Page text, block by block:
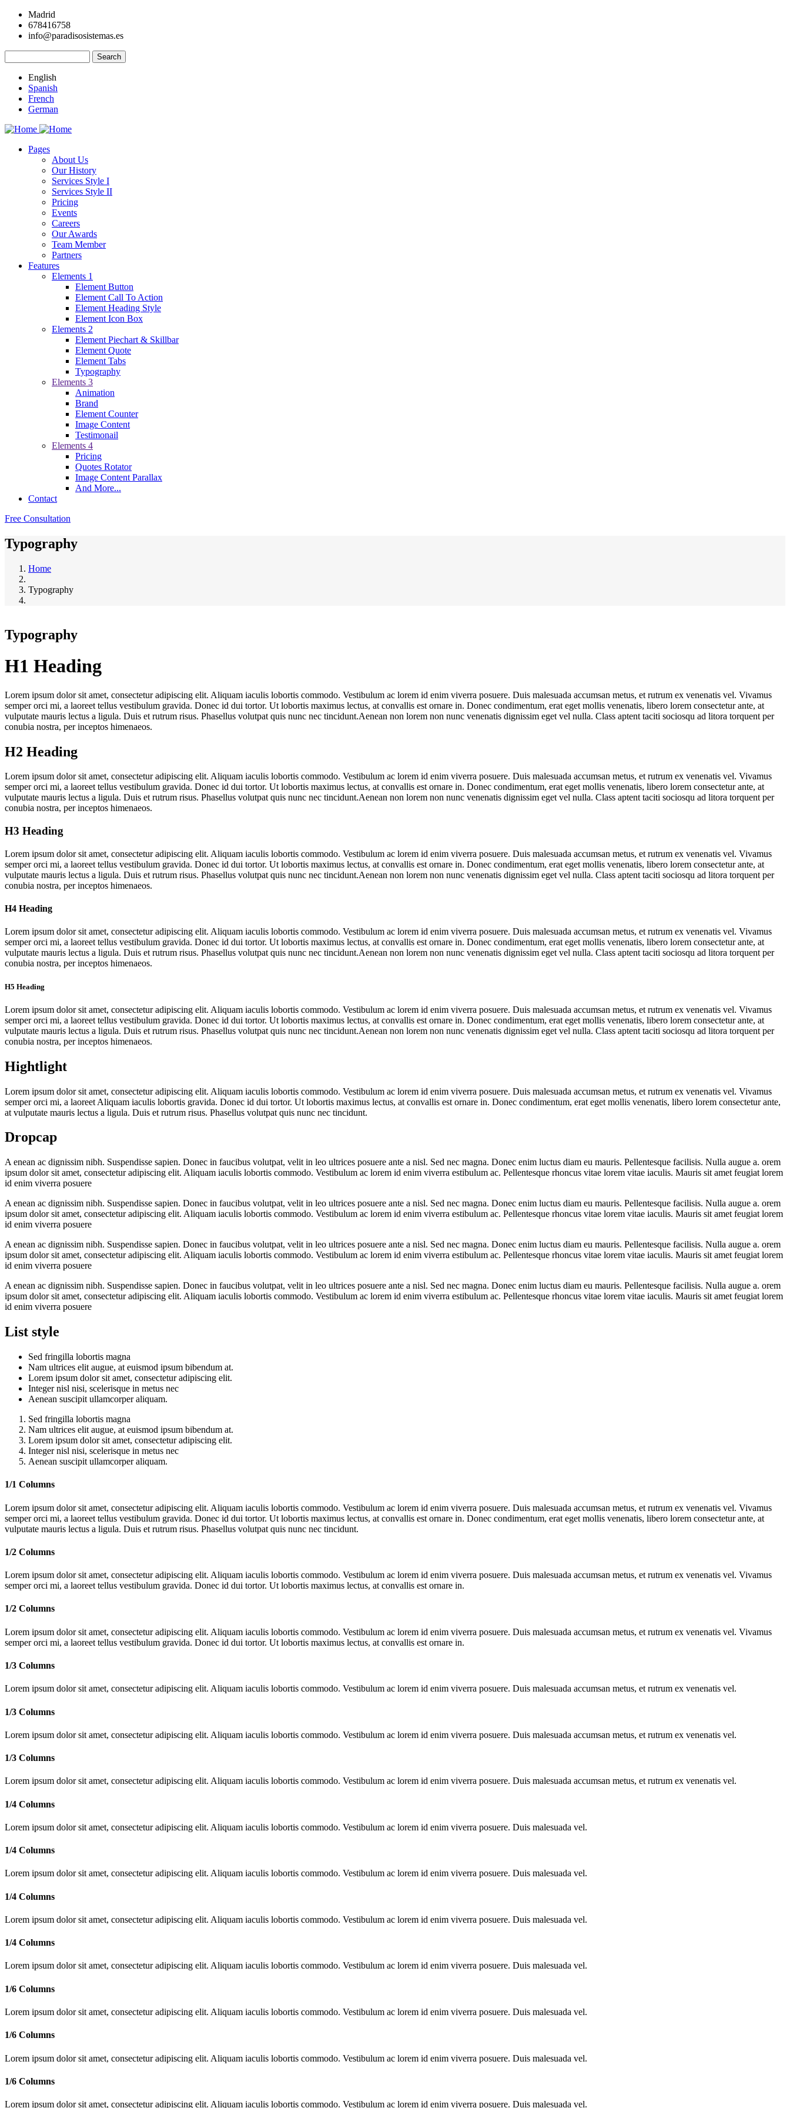
Skip
main
Madrid
678416758
info@paradisosistemas.es
English
Spanish
French
German
navigation
Pages
About Us
Our History
Services Style I
Services Style II
Pricing
Events
Careers
Our Awards
Team Member
Partners
Features
Elements 1
Element Button
Element Call To Action
Element Heading Style
Element Icon Box
Elements 2
Element Piechart & Skillbar
Element Quote
Element Tabs
Typography
Elements 3
Animation
Brand
Element Counter
Image Content
Testimonail
Elements 4
Pricing
Quotes Rotator
Image Content Parallax
And More...
Contact
Free Consultation
Typography
Home
Typography
Typography
H1 Heading
Lorem ipsum dolor sit amet, consectetur adipiscing elit. Aliquam iaculis lobortis commodo. Vestibulum ac lorem id enim viverra posuere. Duis malesuada accumsan metus, et rutrum ex venenatis vel. Vivamus
semper orci mi, a laoreet tellus vestibulum gravida. Donec id dui tortor. Ut lobortis maximus lectus, at convallis est ornare in. Donec condimentum, erat eget mollis venenatis, libero lorem consectetur ante, at
vulputate mauris lectus a ligula. Duis et rutrum risus. Phasellus volutpat quis nunc nec tincidunt.Aenean non lorem non nunc venenatis dignissim eget vel nulla. Class aptent taciti sociosqu ad litora torquent per
conubia nostra, per inceptos himenaeos.
H2 Heading
Lorem ipsum dolor sit amet, consectetur adipiscing elit. Aliquam iaculis lobortis commodo. Vestibulum ac lorem id enim viverra posuere. Duis malesuada accumsan metus, et rutrum ex venenatis vel. Vivamus
semper orci mi, a laoreet tellus vestibulum gravida. Donec id dui tortor. Ut lobortis maximus lectus, at convallis est ornare in. Donec condimentum, erat eget mollis venenatis, libero lorem consectetur ante, at
vulputate mauris lectus a ligula. Duis et rutrum risus. Phasellus volutpat quis nunc nec tincidunt.Aenean non lorem non nunc venenatis dignissim eget vel nulla. Class aptent taciti sociosqu ad litora torquent per
conubia nostra, per inceptos himenaeos.
H3 Heading
Lorem ipsum dolor sit amet, consectetur adipiscing elit. Aliquam iaculis lobortis commodo. Vestibulum ac lorem id enim viverra posuere. Duis malesuada accumsan metus, et rutrum ex venenatis vel. Vivamus
semper orci mi, a laoreet tellus vestibulum gravida. Donec id dui tortor. Ut lobortis maximus lectus, at convallis est ornare in. Donec condimentum, erat eget mollis venenatis, libero lorem consectetur ante, at
vulputate mauris lectus a ligula. Duis et rutrum risus. Phasellus volutpat quis nunc nec tincidunt.Aenean non lorem non nunc venenatis dignissim eget vel nulla. Class aptent taciti sociosqu ad litora torquent per
conubia nostra, per inceptos himenaeos.
H4 Heading
Lorem ipsum dolor sit amet, consectetur adipiscing elit. Aliquam iaculis lobortis commodo. Vestibulum ac lorem id enim viverra posuere. Duis malesuada accumsan metus, et rutrum ex venenatis vel. Vivamus
semper orci mi, a laoreet tellus vestibulum gravida. Donec id dui tortor. Ut lobortis maximus lectus, at convallis est ornare in. Donec condimentum, erat eget mollis venenatis, libero lorem consectetur ante, at
vulputate mauris lectus a ligula. Duis et rutrum risus. Phasellus volutpat quis nunc nec tincidunt.Aenean non lorem non nunc venenatis dignissim eget vel nulla. Class aptent taciti sociosqu ad litora torquent per
conubia nostra, per inceptos himenaeos.
H5 Heading
Lorem ipsum dolor sit amet, consectetur adipiscing elit. Aliquam iaculis lobortis commodo. Vestibulum ac lorem id enim viverra posuere. Duis malesuada accumsan metus, et rutrum ex venenatis vel. Vivamus
semper orci mi, a laoreet tellus vestibulum gravida. Donec id dui tortor. Ut lobortis maximus lectus, at convallis est ornare in. Donec condimentum, erat eget mollis venenatis, libero lorem consectetur ante, at
vulputate mauris lectus a ligula. Duis et rutrum risus. Phasellus volutpat quis nunc nec tincidunt.Aenean non lorem non nunc venenatis dignissim eget vel nulla. Class aptent taciti sociosqu ad litora torquent per
conubia nostra, per inceptos himenaeos.
Hightlight
Lorem ipsum dolor sit amet, consectetur adipiscing elit. Aliquam iaculis lobortis commodo. Vestibulum ac lorem id enim viverra posuere. Duis malesuada accumsan metus, et rutrum ex venenatis vel. Vivamus
semper orci mi, a laoreet Aliquam iaculis lobortis gravida. Donec id dui tortor. Ut lobortis maximus lectus, at convallis est ornare in. Donec condimentum, erat eget mollis venenatis, libero lorem consectetur ante,
at vulputate mauris lectus a ligula. Duis et rutrum risus. Phasellus volutpat quis nunc nec tincidunt.
Dropcap
A enean ac dignissim nibh. Suspendisse sapien. Donec in faucibus volutpat, velit in leo ultrices posuere ante a nisl. Sed nec magna. Donec enim luctus diam eu mauris. Pellentesque facilisis. Nulla augue a. orem
ipsum dolor sit amet, consectetur adipiscing elit. Aliquam iaculis lobortis commodo. Vestibulum ac lorem id enim viverra estibulum ac. Pellentesque rhoncus vitae lorem vitae iaculis. Mauris sit amet feugiat lorem
id enim viverra posuere
A enean ac dignissim nibh. Suspendisse sapien. Donec in faucibus volutpat, velit in leo ultrices posuere ante a nisl. Sed nec magna. Donec enim luctus diam eu mauris. Pellentesque facilisis. Nulla augue a. orem
ipsum dolor sit amet, consectetur adipiscing elit. Aliquam iaculis lobortis commodo. Vestibulum ac lorem id enim viverra estibulum ac. Pellentesque rhoncus vitae lorem vitae iaculis. Mauris sit amet feugiat lorem
id enim viverra posuere
A enean ac dignissim nibh. Suspendisse sapien. Donec in faucibus volutpat, velit in leo ultrices posuere ante a nisl. Sed nec magna. Donec enim luctus diam eu mauris. Pellentesque facilisis. Nulla augue a. orem
ipsum dolor sit amet, consectetur adipiscing elit. Aliquam iaculis lobortis commodo. Vestibulum ac lorem id enim viverra estibulum ac. Pellentesque rhoncus vitae lorem vitae iaculis. Mauris sit amet feugiat lorem
id enim viverra posuere
A enean ac dignissim nibh. Suspendisse sapien. Donec in faucibus volutpat, velit in leo ultrices posuere ante a nisl. Sed nec magna. Donec enim luctus diam eu mauris. Pellentesque facilisis. Nulla augue a. orem
ipsum dolor sit amet, consectetur adipiscing elit. Aliquam iaculis lobortis commodo. Vestibulum ac lorem id enim viverra estibulum ac. Pellentesque rhoncus vitae lorem vitae iaculis. Mauris sit amet feugiat lorem
id enim viverra posuere
List style
Sed fringilla lobortis magna
Nam ultrices elit augue, at euismod ipsum bibendum at.
Lorem ipsum dolor sit amet, consectetur adipiscing elit.
Integer nisl nisi, scelerisque in metus nec
Aenean suscipit ullamcorper aliquam.
Sed fringilla lobortis magna
Nam ultrices elit augue, at euismod ipsum bibendum at.
Lorem ipsum dolor sit amet, consectetur adipiscing elit.
Integer nisl nisi, scelerisque in metus nec
Aenean suscipit ullamcorper aliquam.
1/1 Columns
Lorem ipsum dolor sit amet, consectetur adipiscing elit. Aliquam iaculis lobortis commodo. Vestibulum ac lorem id enim viverra posuere. Duis malesuada accumsan metus, et rutrum ex venenatis vel. Vivamus
semper orci mi, a laoreet tellus vestibulum gravida. Donec id dui tortor. Ut lobortis maximus lectus, at convallis est ornare in. Donec condimentum, erat eget mollis venenatis, libero lorem consectetur ante, at
vulputate mauris lectus a ligula. Duis et rutrum risus. Phasellus volutpat quis nunc nec tincidunt.
1/2 Columns
Lorem ipsum dolor sit amet, consectetur adipiscing elit. Aliquam iaculis lobortis commodo. Vestibulum ac lorem id enim viverra posuere. Duis malesuada accumsan metus, et rutrum ex venenatis vel. Vivamus
semper orci mi, a laoreet tellus vestibulum gravida. Donec id dui tortor. Ut lobortis maximus lectus, at convallis est ornare in.
1/2 Columns
Lorem ipsum dolor sit amet, consectetur adipiscing elit. Aliquam iaculis lobortis commodo. Vestibulum ac lorem id enim viverra posuere. Duis malesuada accumsan metus, et rutrum ex venenatis vel. Vivamus
semper orci mi, a laoreet tellus vestibulum gravida. Donec id dui tortor. Ut lobortis maximus lectus, at convallis est ornare in.
1/3 Columns
Lorem ipsum dolor sit amet, consectetur adipiscing elit. Aliquam iaculis lobortis commodo. Vestibulum ac lorem id enim viverra posuere. Duis malesuada accumsan metus, et rutrum ex venenatis vel.
1/3 Columns
Lorem ipsum dolor sit amet, consectetur adipiscing elit. Aliquam iaculis lobortis commodo. Vestibulum ac lorem id enim viverra posuere. Duis malesuada accumsan metus, et rutrum ex venenatis vel.
1/3 Columns
Lorem ipsum dolor sit amet, consectetur adipiscing elit. Aliquam iaculis lobortis commodo. Vestibulum ac lorem id enim viverra posuere. Duis malesuada accumsan metus, et rutrum ex venenatis vel.
1/4 Columns
Lorem ipsum dolor sit amet, consectetur adipiscing elit. Aliquam iaculis lobortis commodo. Vestibulum ac lorem id enim viverra posuere. Duis malesuada vel.
1/4 Columns
Lorem ipsum dolor sit amet, consectetur adipiscing elit. Aliquam iaculis lobortis commodo. Vestibulum ac lorem id enim viverra posuere. Duis malesuada vel.
1/4 Columns
Lorem ipsum dolor sit amet, consectetur adipiscing elit. Aliquam iaculis lobortis commodo. Vestibulum ac lorem id enim viverra posuere. Duis malesuada vel.
1/4 Columns
Lorem ipsum dolor sit amet, consectetur adipiscing elit. Aliquam iaculis lobortis commodo. Vestibulum ac lorem id enim viverra posuere. Duis malesuada vel.
1/6 Columns
Lorem ipsum dolor sit amet, consectetur adipiscing elit. Aliquam iaculis lobortis commodo. Vestibulum ac lorem id enim viverra posuere. Duis malesuada vel.
1/6 Columns
Lorem ipsum dolor sit amet, consectetur adipiscing elit. Aliquam iaculis lobortis commodo. Vestibulum ac lorem id enim viverra posuere. Duis malesuada vel.
1/6 Columns
Lorem ipsum dolor sit amet, consectetur adipiscing elit. Aliquam iaculis lobortis commodo. Vestibulum ac lorem id enim viverra posuere. Duis malesuada vel.